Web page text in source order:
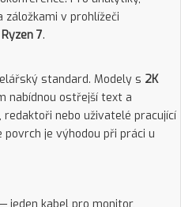
v prohlížeči
7.
standard. Modely s 2K
nabídnou ostřejší text a
nebo uživatelé pracující
je výhodou při práci u